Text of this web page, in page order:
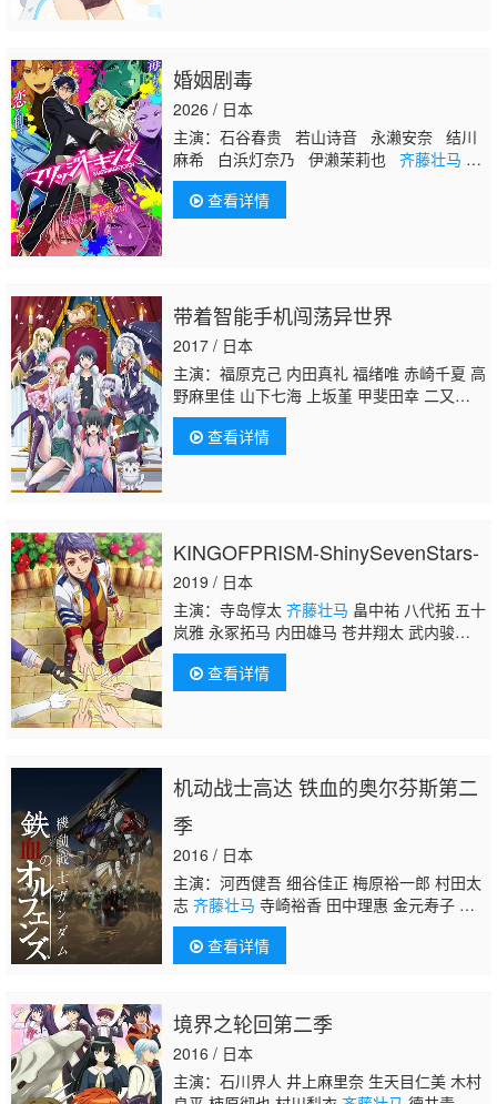
婚姻剧毒
2026 / 日本
主演：石谷春贵 若山诗音 永濑安奈 结川
麻希 白浜灯奈乃 伊濑茉莉也 齐藤壮马
土屋神叶 白石晴香 祐仙勇
查看详情
带着智能手机闯荡异世界
2017 / 日本
主演：福原克己 内田真礼 福绪唯 赤崎千夏 高
野麻里佳 山下七海 上坂堇 甲斐田幸 二又一
成 松井菜樱子 立木文彦 原纱友里 吉冈茉
祐 西村知道 楠大典 井上喜久子 井上穗乃
花 桑原由气 茜屋日海夏 米泽圆
美 荻野叶月 青山吉能 矢野亚沙美 嘉数由
美 堀江由衣 中田让治 安元洋贵 石井康嗣 稻
田彻 柴田秀胜 铃木琢磨 川津泰彦 堂坂晃
三 金光宣明 浦田涉 大塚刚央
查看详情
KINGOFPRISM-ShinySevenStars-
2019 / 日本
主演：寺岛惇太 齐藤壮马 畠中祐 八代拓 五十
岚雅 永冢拓马 内田雄马 苍井翔太 武内骏
辅 杉田智和 柿原彻也 前野智昭 增田俊树 关
俊彦 森久保祥太郎 浪川大辅 三木真一郎
查看详情
机动战士高达 铁血的奥尔芬斯第二
季
2016 / 日本
主演：河西健吾 细谷佳正 梅原裕一郎 村田太
志 齐藤壮马 寺崎裕香 田中理惠 金元寿子 鸟
海浩辅 田中敦子 樱井孝宏 松风雅也 速水
奖 加隈亚衣
查看详情
境界之轮回第二季
2016 / 日本
主演：石川界人 井上麻里奈 生天目仁美 木村